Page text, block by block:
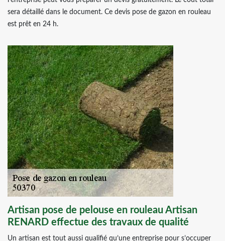
sera détaillé dans le document. Ce devis pose de gazon en rouleau
est prêt en 24 h.
Artisan pose de pelouse en rouleau Artisan
RENARD effectue des travaux de qualité
Un artisan est tout aussi qualifié qu’une entreprise pour s’occuper